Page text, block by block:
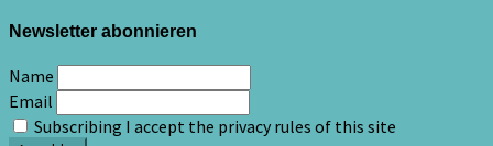
Newsletter abonnieren
Name
Email
Subscribing I accept the privacy rules of this site